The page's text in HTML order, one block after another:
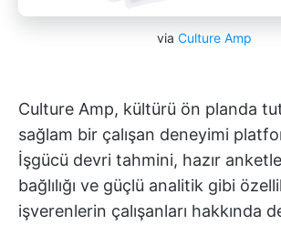
via Culture Amp
Culture Amp, kültürü ön planda
sağlam bir çalışan deneyimi
İşgücü devri tahmini, hazır
bağlılığı ve güçlü analitik gibi
işverenlerin çalışanları hakkında